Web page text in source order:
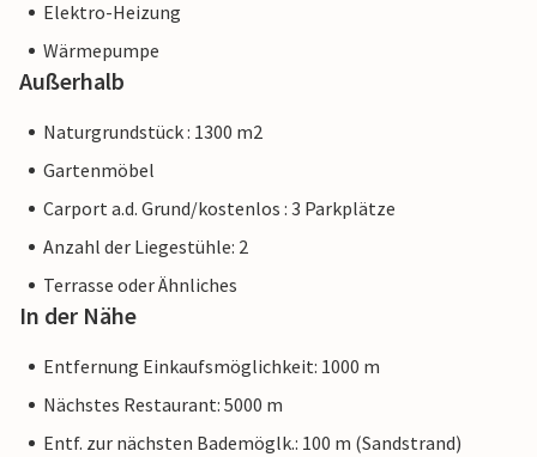
Elektro-Heizung
Wärmepumpe
Außerhalb
Naturgrundstück : 1300 m2
Gartenmöbel
Carport a.d. Grund/kostenlos : 3 Parkplätze
Anzahl der Liegestühle: 2
Terrasse oder Ähnliches
In der Nähe
Entfernung Einkaufsmöglichkeit: 1000 m
Nächstes Restaurant: 5000 m
Entf. zur nächsten Bademöglk.: 100 m (Sandstrand)